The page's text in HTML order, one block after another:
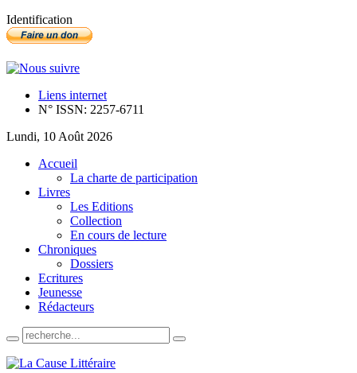
Identification
Liens internet
N° ISSN: 2257-6711
Lundi, 10 Août 2026
Accueil
La charte de participation
Livres
Les Editions
Collection
En cours de lecture
Chroniques
Dossiers
Ecritures
Jeunesse
Rédacteurs